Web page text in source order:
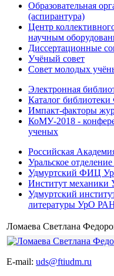
Образовательная
(аспирантура)
Центр
научным
Диссертационные
Учёный совет
Совет молодых
Электронная
Каталог
Импакт-факторы
КоМУ-2018 -
ученых
Российская
Уральское
Удмуртский ФИЦ
Институт
Удмуртский
литературы УрО
Ломаева Светлана
E-mail: uds@ftiudm.ru